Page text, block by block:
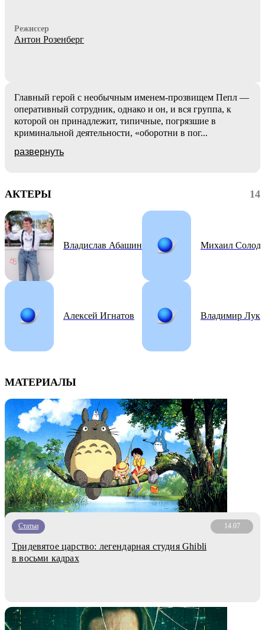
Режиссер
Антон Розенберг
Главный герой с необычным именем-прозвищем Пепл —
оперативный сотрудник, однако и он, и вся группа, к
которой он принадлежит, типичные, погрязшие в
криминальной деятельности, «оборотни в пог...
развернуть
АКТЕРЫ 14
Владислав Абашин
Алексей Игнатов
Михаил
Владимир
МАТЕРИАЛЫ
Статьи 14.07
Тридевятое царство: легендарная студия Ghibli
в восьми кадрах